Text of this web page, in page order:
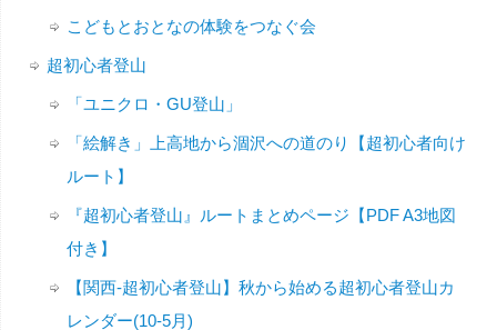
こどもとおとなの体験をつなぐ会
超初心者登山
「ユニクロ・GU登山」
「絵解き」上高地から涸沢への道のり【超初心者向け
ルート】
『超初心者登山』ルートまとめページ【PDF A3地図
付き】
【関西-超初心者登山】秋から始める超初心者登山カ
レンダー(10-5月)